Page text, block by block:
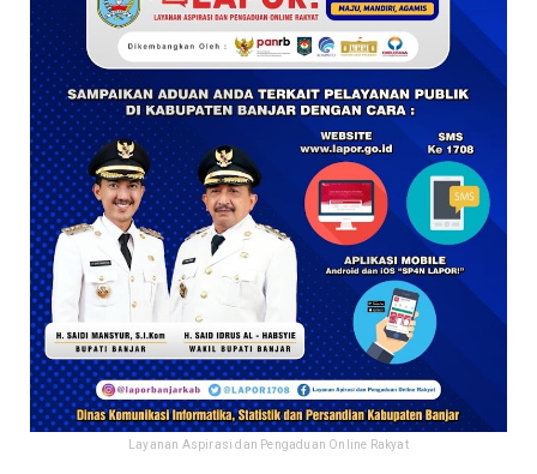
Layanan Aspirasi dan Pengaduan Online Rakyat